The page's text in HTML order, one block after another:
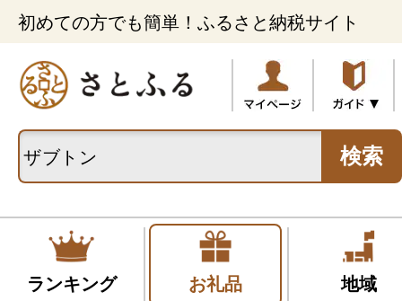
初めての方でも簡単！ふるさと納税サイト
検索
ランキング お礼品 地域